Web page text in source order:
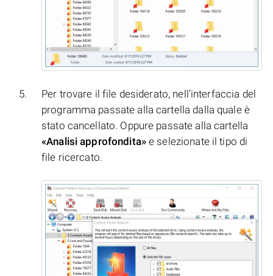
Per trovare il file desiderato, nell’interfaccia del
programma passate alla cartella dalla quale è
stato cancellato. Oppure passate alla cartella
«Analisi approfondita»e selezionate il tipo di
file ricercato.